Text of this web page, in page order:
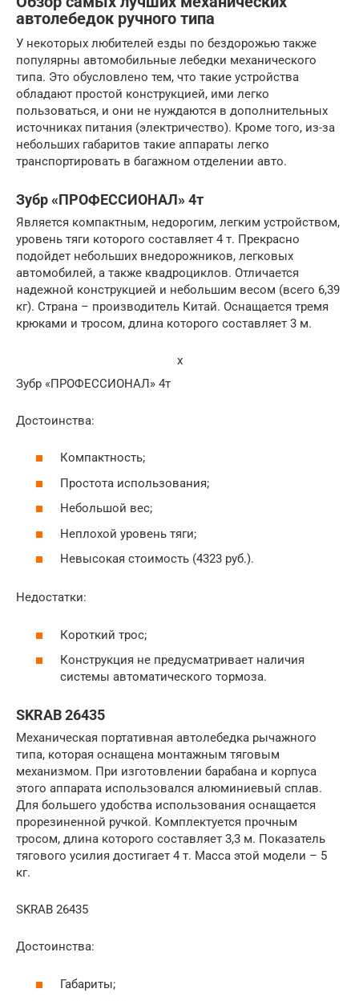
автолебедок ручного типа
У некоторых любителей езды по бездорожью также
популярны автомобильные лебедки механического
типа. Это обусловлено тем, что такие устройства
обладают простой конструкцией, ими легко
пользоваться, и они не нуждаются в дополнительных
источниках питания (электричество). Кроме того, из-за
небольших габаритов такие аппараты легко
транспортировать в багажном отделении авто.
Зубр «ПРОФЕССИОНАЛ» 4т
Является компактным, недорогим, легким устройством,
уровень тяги которого составляет 4 т. Прекрасно
подойдет небольших внедорожников, легковых
автомобилей, а также квадроциклов. Отличается
надежной конструкцией и небольшим весом (всего 6,39
кг). Страна – производитель Китай. Оснащается тремя
крюками и тросом, длина которого составляет 3 м.
x
Зубр «ПРОФЕССИОНАЛ» 4т
Достоинства:
Компактность;
Простота использования;
Небольшой вес;
Неплохой уровень тяги;
Невысокая стоимость (4323 руб.).
Недостатки:
Короткий трос;
Конструкция не предусматривает наличия
системы автоматического тормоза.
SKRAB 26435
Механическая портативная автолебедка рычажного
типа, которая оснащена монтажным тяговым
механизмом. При изготовлении барабана и корпуса
этого аппарата использовался алюминиевый сплав.
Для большего удобства использования оснащается
прорезиненной ручкой. Комплектуется прочным
тросом, длина которого составляет 3,3 м. Показатель
тягового усилия достигает 4 т. Масса этой модели – 5
кг.
SKRAB 26435
Достоинства:
Габариты;